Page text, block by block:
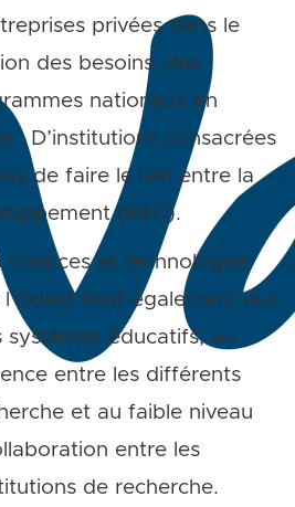
privées dans le
des besoins, des
nationaux en
; D’institutions consacrées
de faire le lien entre la
(R&D).
et technologies
tient également aux
éducatifs, au
entre les différents
et au faible niveau
entre les
de recherche.